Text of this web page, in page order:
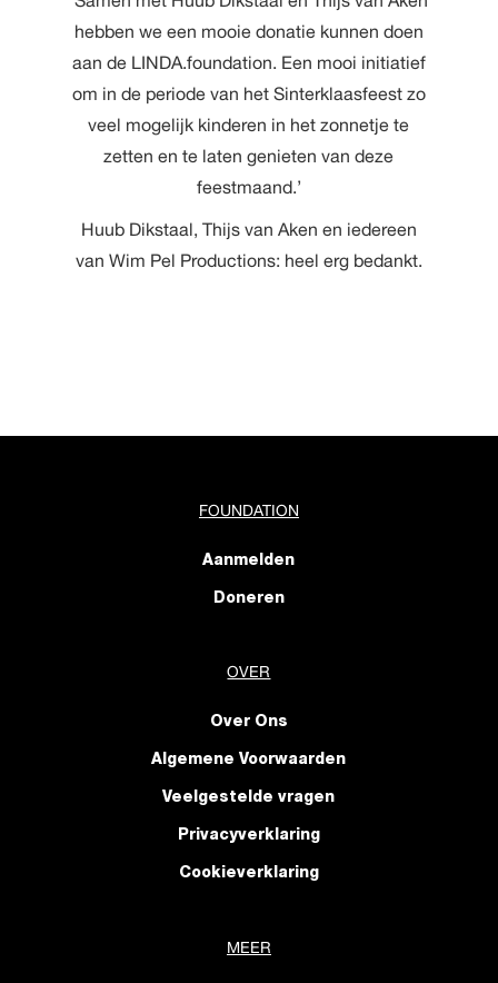
hebben we een mooie donatie kunnen doen
aan de LINDA.foundation. Een mooi initiatief
om in de periode van het Sinterklaasfeest zo
veel mogelijk kinderen in het zonnetje te
zetten en te laten genieten van deze
feestmaand.’
Huub Dikstaal, Thijs van Aken en iedereen
van Wim Pel Productions: heel erg bedankt.
FOUNDATION
Aanmelden
Doneren
OVER
Over Ons
Algemene Voorwaarden
Veelgestelde vragen
Privacyverklaring
Cookieverklaring
MEER